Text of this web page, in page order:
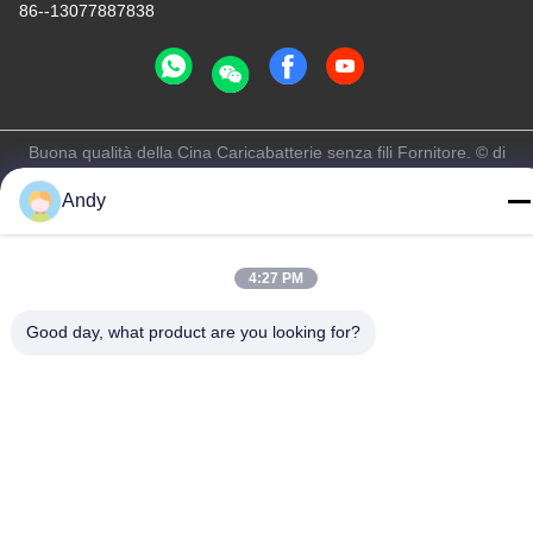
86--13077887838
Norme sulla privacy|Mappa del sito
Buona qualità della Cina Caricabatterie senza fili Fornitore. © di
Copyright -2026 Shenzhen Times Superior Technology Co., Ltd. .
Andy
4:27 PM
Good day, what product are you looking for?